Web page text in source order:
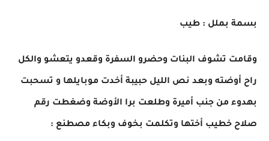
بسمة بملل : طيب
وقامت تشوف البنات وحضرو السفرة وقعدو يتعشو والكل
راح أوضته وبعد نص الليل حبيبة أخدت موبايلها و تسحبت
بهدوء من جنب أميرة وطلعت برا الأوضة وضغطت رقم
صلاح خطيب أختها وتكلمت بخوف وبكاء مصطنع :